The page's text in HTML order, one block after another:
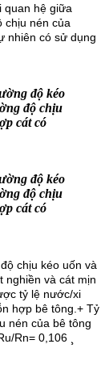
quan hệ giữa
chịu nén của
nhiên có sử dụng
ng độ kéo
ng độ chịu
ợp cát có
ng độ kéo
ng độ chịu
ợp cát có
chịu kéo uốn và
nghiền và cát mịn
tỷ lệ nước/xi
hợp bê tông. + Tỷ
nén của bê tông
Rn= 0,106 ¸